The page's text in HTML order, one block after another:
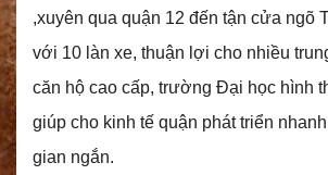
,xuyên qua quận 12 đến tận cửa ngõ
với 10 làn xe, thuận lợi cho nhiều
căn hộ cao cấp, trường Đại học hình
giúp cho kinh tế quận phát triển
gian ngắn.